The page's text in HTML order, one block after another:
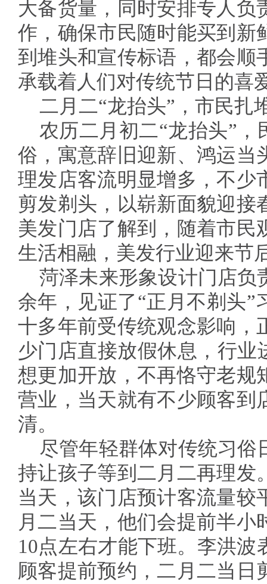
大备货量，同时安排专人负
作，确保市民随时能买到新
到堆头和宣传标语，都会顺
承载着人们对传统节日的喜
二月二“龙抬头”，市民扎
农历二月初二“龙抬头”，
俗，寓意辞旧迎新、鸿运当
理发店客流明显增多，不少
剪发剃头，以崭新面貌迎接
美发门店了解到，随着市民
生活相融，美发行业迎来节
菏泽未来形象设计门店负
余年，见证了“正月不剃头
十多年前受传统观念影响，
少门店直接放假休息，行业
想更加开放，不再恪守老规
营业，当天就有不少顾客到
清。
尽管年轻群体对传统习俗
持让孩子等到二月二再理发
当天，该门店预计客流量较
月二当天，他们会提前半
10点左右才能下班。李洪
顾客提前预约，二月二当日